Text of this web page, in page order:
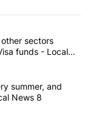
articles in the last
care, and 4 other
sectors
funds - Local
cash in every
summer, and
News 8